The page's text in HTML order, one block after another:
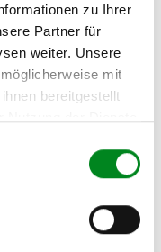
zu Ihrer
Partner für
weiter. Unsere
mit
bereitgestellt
Lenkgetriebes ist
und qualitativ